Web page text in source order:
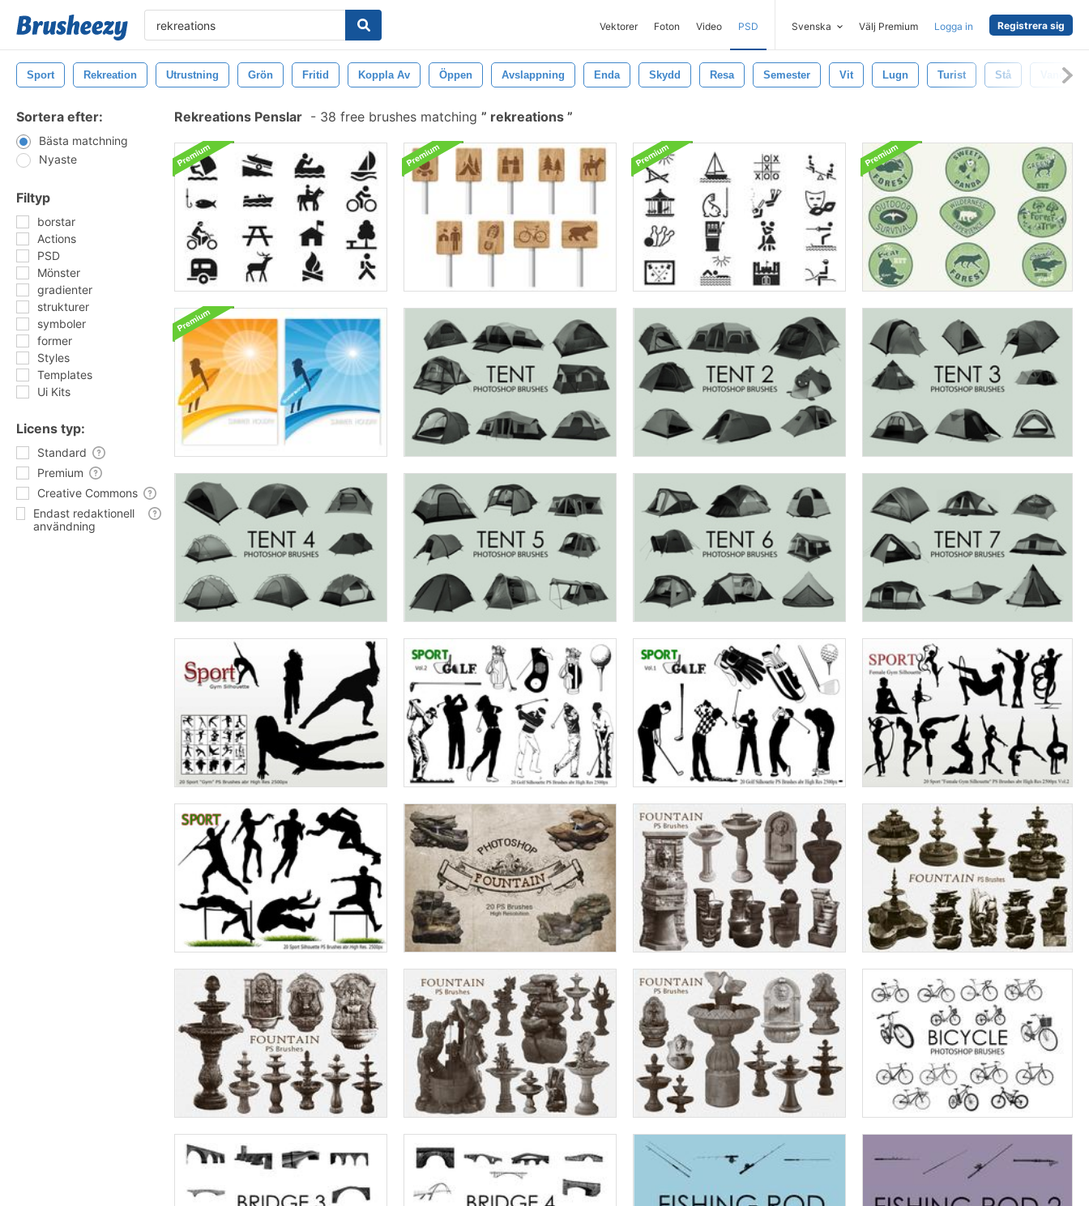
Vektorer Foton Video PSD Svenska Välj Premium Logga in Registrera sig
Sport Rekreation Utrustning Grön Fritid Koppla Av Öppen Avslappning Enda Skydd Resa Semester Vit Lugn Turist Stå Vandra
Sortera efter:
Bästa matchning
Nyaste
Filtyp
borstar
Actions
PSD
Mönster
gradienter
strukturer
symboler
former
Styles
Templates
Ui Kits
Licens typ:
Standard
Premium
Creative Commons
Endast redaktionell
användning
Rekreations Penslar - 38 free brushes matching rekreations